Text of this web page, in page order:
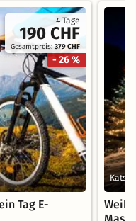
4 Tage
190 CHF
Gesamtpreis:379 CHF
- 26 %
Tag E-